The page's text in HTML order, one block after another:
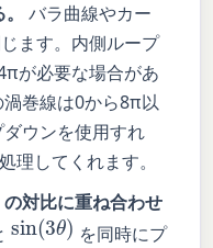
バラ曲線やカー
ます。内側ループ
が必要な場合があ
巻線は0から8π以
ウンを使用すれ
理してくれます。
の対比に重ね合わせ
sin(3θ)
を同時にプ